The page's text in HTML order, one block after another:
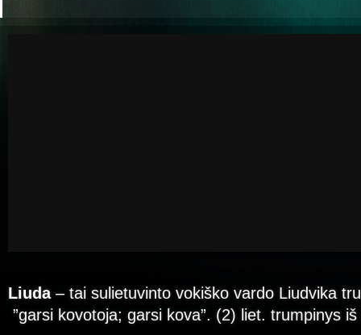
Liuda– tai sulietuvinto vokiško vardo Liudvika
”garsi kovotoja; garsi kova”. (2) liet. trumpinys